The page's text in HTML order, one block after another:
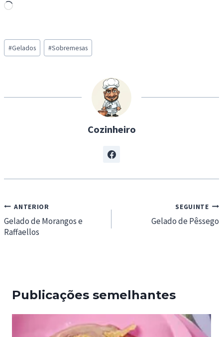
L
d
i
…
Post
Tags:
#Gelados #Sobremesas
Cozinheiro
Navegação
de
artigos
ANTERIOR
Gelado de Morangos e
Raffaellos
SEGUINTE
Gelado de Pêssego
Publicações semelhantes